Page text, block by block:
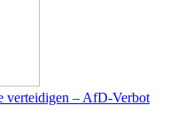
verteidigen – AfD-Verbot